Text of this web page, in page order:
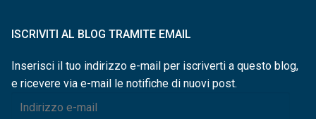
ISCRIVITI AL BLOG TRAMITE EMAIL
Inserisci il tuo indirizzo e-mail per iscriverti a questo blog,
e ricevere via e-mail le notifiche di nuovi post.
Indirizzo